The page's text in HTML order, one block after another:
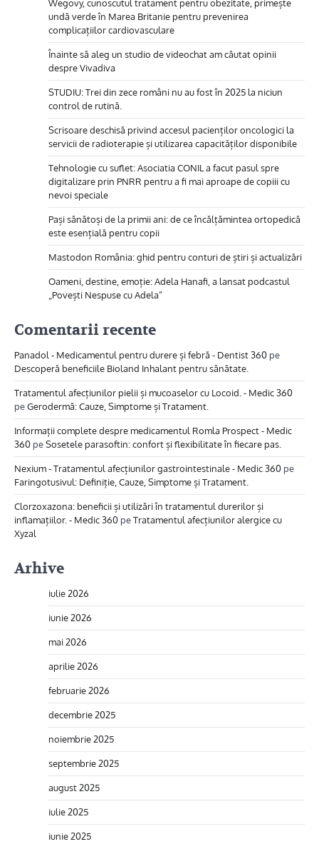
Wegovy, cunoscutul tratament pentru obezitate, primește
undă verde în Marea Britanie pentru prevenirea
complicațiilor cardiovasculare
Înainte să aleg un studio de videochat am căutat opinii
despre Vivadiva
STUDIU: Trei din zece români nu au fost în 2025 la niciun
control de rutină.
Scrisoare deschisă privind accesul pacienților oncologici la
servicii de radioterapie și utilizarea capacităților disponibile
Tehnologie cu suflet: Asociatia CONIL a facut pasul spre
digitalizare prin PNRR pentru a fi mai aproape de copiii cu
nevoi speciale
Pași sănătoși de la primii ani: de ce încălțămintea ortopedică
este esențială pentru copii
Mastodon România: ghid pentru conturi de știri și actualizări
Oameni, destine, emoție: Adela Hanafi, a lansat podcastul
„Povești Nespuse cu Adela”
Comentarii recente
Panadol - Medicamentul pentru durere și febră - Dentist 360 pe
Descoperă beneficiile Bioland Inhalant pentru sănătate.
Tratamentul afecțiunilor pielii și mucoaselor cu Locoid. - Medic 360
peGerodermă: Cauze, Simptome și Tratament.
Informații complete despre medicamentul Romla Prospect - Medic
360 peSosetele parasoftin: confort și flexibilitate în fiecare pas.
Nexium - Tratamentul afecțiunilor gastrointestinale - Medic 360 pe
Faringotusivul: Definiție, Cauze, Simptome și Tratament.
Clorzoxazona: beneficii și utilizări în tratamentul durerilor și
inflamațiilor. - Medic 360 peTratamentul afecțiunilor alergice cu
Xyzal
Arhive
iulie 2026
iunie 2026
mai 2026
aprilie 2026
februarie 2026
decembrie 2025
noiembrie 2025
septembrie 2025
august 2025
iulie 2025
iunie 2025